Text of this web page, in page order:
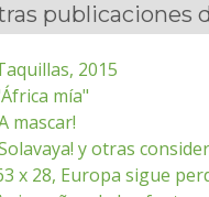
publicaciones
2015
mía"
mascar!
y otras
x 28, Europa sigue